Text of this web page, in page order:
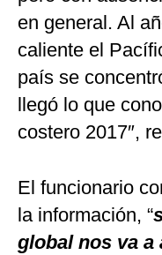
en general. Al
caliente el
país se
llegó lo que
costero 2017″,
El funcionario
la información, “
global nos va a